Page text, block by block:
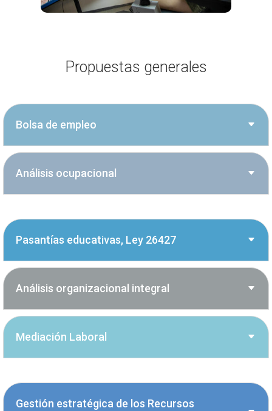
Propuestas generales
Bolsa de empleo
Análisis ocupacional
Pasantías educativas, Ley 26427
Análisis organizacional integral
Mediación Laboral
Gestión estratégica de los Recursos